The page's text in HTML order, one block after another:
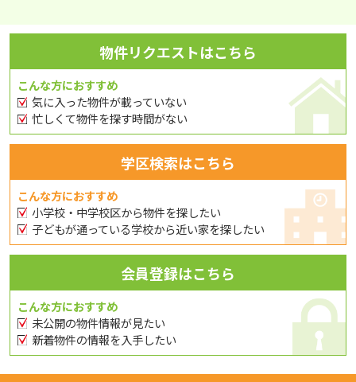
物件リクエストはこちら
こんな方におすすめ
気に入った物件が載っていない
忙しくて物件を探す時間がない
学区検索はこちら
こんな方におすすめ
小学校・中学校区から物件を探したい
子どもが通っている学校から近い家を探したい
会員登録はこちら
こんな方におすすめ
未公開の物件情報が見たい
新着物件の情報を入手したい